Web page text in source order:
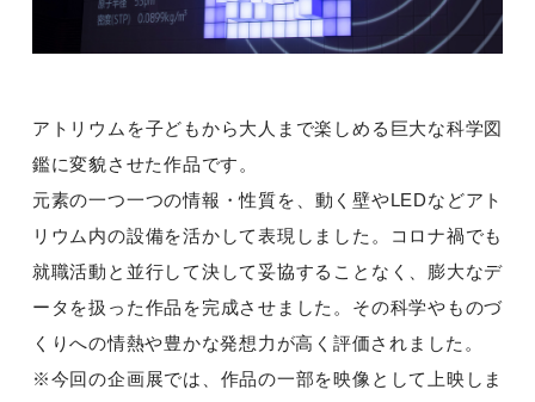
アトリウムを子どもから大人まで楽しめる巨大な科学図
鑑に変貌させた作品です。
元素の一つ一つの情報・性質を、動く壁やLEDなどアト
リウム内の設備を活かして表現しました。コロナ禍でも
就職活動と並行して決して妥協することなく、膨大なデ
ータを扱った作品を完成させました。その科学やものづ
くりへの情熱や豊かな発想力が高く評価されました。
※今回の企画展では、作品の一部を映像として上映しま